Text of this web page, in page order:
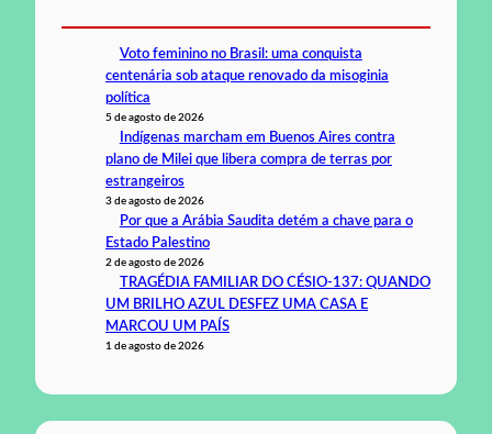
Voto feminino no Brasil: uma conquista
centenária sob ataque renovado da misoginia
política
5 de agosto de 2026
Indígenas marcham em Buenos Aires contra
plano de Milei que libera compra de terras por
estrangeiros
3 de agosto de 2026
Por que a Arábia Saudita detém a chave para o
Estado Palestino
2 de agosto de 2026
TRAGÉDIA FAMILIAR DO CÉSIO-137: QUANDO
UM BRILHO AZUL DESFEZ UMA CASA E
MARCOU UM PAÍS
1 de agosto de 2026